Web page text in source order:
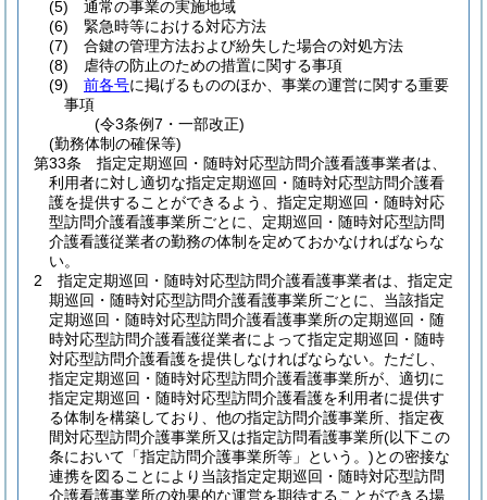
(5)
通常の事業の実施地域
(6)
緊急時等における対応方法
(7)
合鍵の管理方法および紛失した場合の対処方法
(8)
虐待の防止のための措置に関する事項
(9)
前各号に掲げるもののほか、事業の運営に関する重要
事項
(令3条例7・一部改正)
(勤務体制の確保等)
第33条
指定定期巡回・随時対応型訪問介護看護事業者は、
利用者に対し適切な指定定期巡回・随時対応型訪問介護看
護を提供することができるよう、指定定期巡回・随時対応
型訪問介護看護事業所ごとに、定期巡回・随時対応型訪問
介護看護従業者の勤務の体制を定めておかなければならな
い。
2
指定定期巡回・随時対応型訪問介護看護事業者は、指定定
期巡回・随時対応型訪問介護看護事業所ごとに、当該指定
定期巡回・随時対応型訪問介護看護事業所の定期巡回・随
時対応型訪問介護看護従業者によって指定定期巡回・随時
対応型訪問介護看護を提供しなければならない。 ただし、
指定定期巡回・随時対応型訪問介護看護事業所が、適切に
指定定期巡回・随時対応型訪問介護看護を利用者に提供す
る体制を構築しており、他の指定訪問介護事業所、指定夜
間対応型訪問介護事業所又は指定訪問看護事業所(以下この
条において「指定訪問介護事業所等」という。)との密接な
連携を図ることにより当該指定定期巡回・随時対応型訪問
介護看護事業所の効果的な運営を期待することができる場